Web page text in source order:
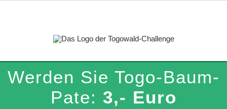
Über uns
Werden Sie Togo-Baum-
Pate: 3,- Euro